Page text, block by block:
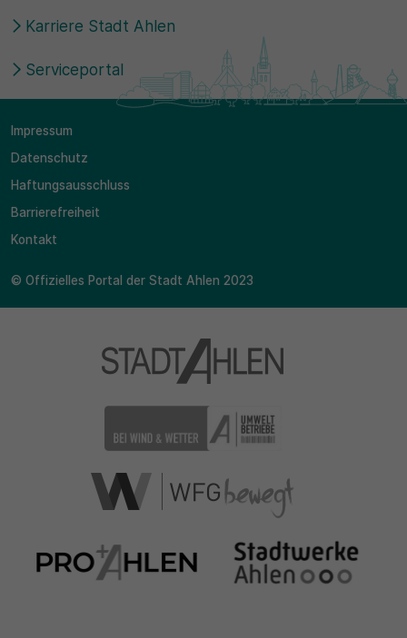
Karriere Stadt Ahlen
Serviceportal
Impressum
Datenschutz
Haftungsausschluss
Barrierefreiheit
Kontakt
© Offizielles Portal der Stadt Ahlen 2023